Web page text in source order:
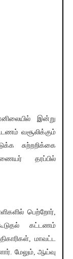
இன்று
வசூலிக்கும்
சுற்றறிக்கை
தரப்பில்
பெற்றோர்,
கட்டணம்
மாவட்ட
மேலும், ஆய்வு